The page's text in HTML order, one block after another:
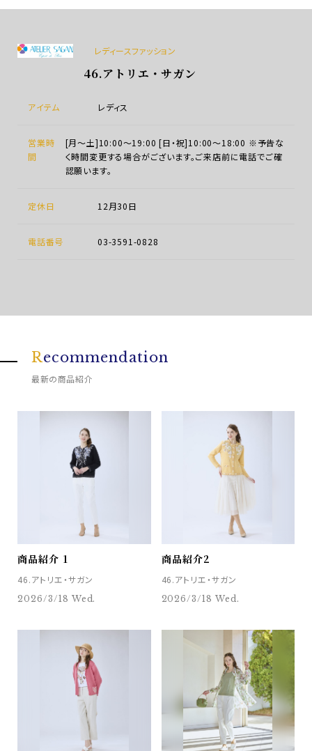
レディースファッション
46.アトリエ・サガン
アイテム レディス
営業時
間
[月～土]10:00～19:00 [日・祝]10:00～18:00 ※予告な
く時間変更する場合がございます。ご来店前に電話でご確
認願います。
定休日 12月30日
電話番号 03-3591-0828
Recommendation
最新の商品紹介
商品紹介 1
46.アトリエ・サガン
2026/3/18 Wed.
商品紹介2
46.アトリエ・サガン
2026/3/18 Wed.